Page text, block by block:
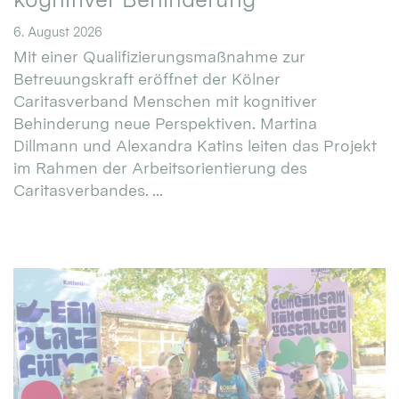
6. August 2026
Mit einer Qualifizierungsmaßnahme zur
Betreuungskraft eröffnet der Kölner
Caritasverband Menschen mit kognitiver
Behinderung neue Perspektiven. Martina
Dillmann und Alexandra Katins leiten das Projekt
im Rahmen der Arbeitsorientierung des
Caritasverbandes. ...